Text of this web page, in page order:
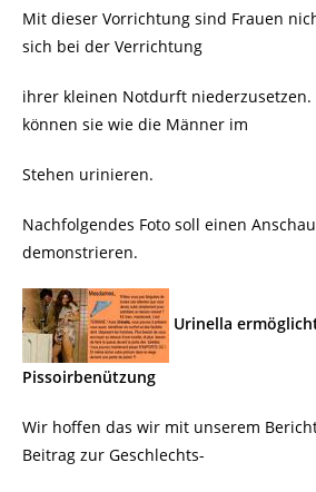
Mit dieser Vorrichtung sind Frauen
sich bei der Verrichtung
ihrer kleinen Notdurft
können sie wie die Männer im
Stehen urinieren.
Nachfolgendes Foto soll einen
demonstrieren.
Urinella
Pissoirbenützung
Wir hoffen das wir mit unserem
Beitrag zur Geschlechts-